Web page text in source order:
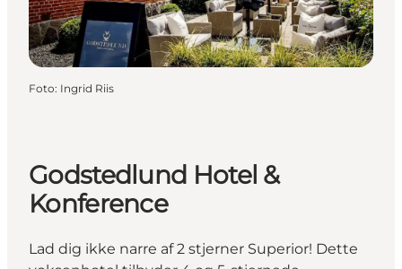
Foto: Ingrid Riis
Godstedlund Hotel &
Konference
Lad dig ikke narre af 2 stjerner Superior! Dette